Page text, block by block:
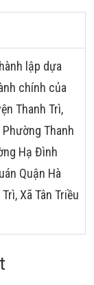
lập dựa
chính của
Thanh Trì,
Thanh
Hạ Đình
Quận Hà
Xã Tân Triều